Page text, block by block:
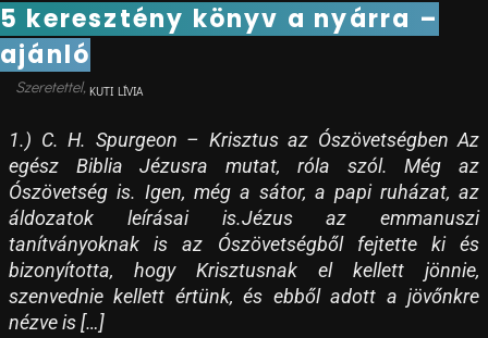
5 keresztény könyv a nyárra –
ajánló
KUTI LÍVIA
1.) C. H. Spurgeon – Krisztus az Ószövetségben Az
egész Biblia Jézusra mutat, róla szól. Még az
Ószövetség is. Igen, még a sátor, a papi ruházat, az
áldozatok leírásai is.Jézus az emmanuszi
tanítványoknak is az Ószövetségből fejtette ki és
bizonyította, hogy Krisztusnak el kellett jönnie,
szenvednie kellett értünk, és ebből adott a jövőnkre
nézve is […]